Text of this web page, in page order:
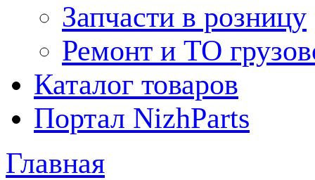
Запчасти в розницу
Ремонт и ТО
Каталог товаров
Портал NizhParts
Главная